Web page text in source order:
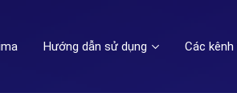
Hướng dẫn sử dụng Các